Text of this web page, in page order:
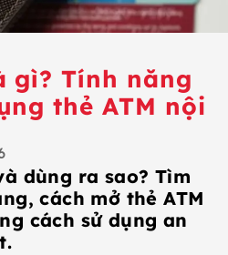
gì? Tính năng
thẻ ATM nội
dùng ra sao? Tìm
cách mở thẻ ATM
cách sử dụng an